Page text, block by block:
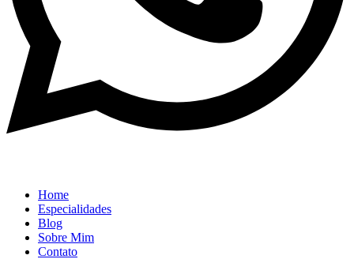
Home
Especialidades
Blog
Sobre Mim
Contato